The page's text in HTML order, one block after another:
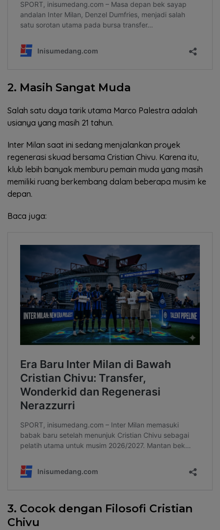
2. Masih Sangat Muda
Salah satu daya tarik utama Marco Palestra adalah
usianya yang masih 21 tahun.
Inter Milan saat ini sedang menjalankan proyek
regenerasi skuad bersama Cristian Chivu. Karena itu,
klub lebih banyak memburu pemain muda yang masih
memiliki ruang berkembang dalam beberapa musim ke
depan.
Baca juga:
3. Cocok dengan Filosofi Cristian
Chivu